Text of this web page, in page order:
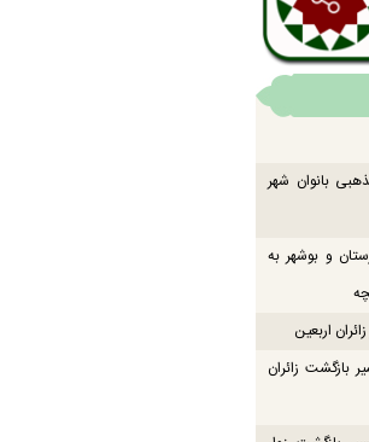
بانوان شهر
و بوشهر به
اربعین
بازگشت زائران